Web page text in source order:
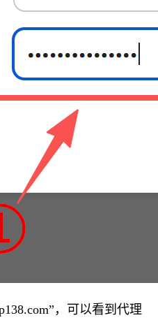
，可以看到代理